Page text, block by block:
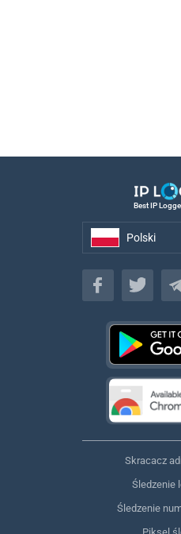
Best IP
Polski
Polski
Skracacz
Śledzenie
Śledzenie